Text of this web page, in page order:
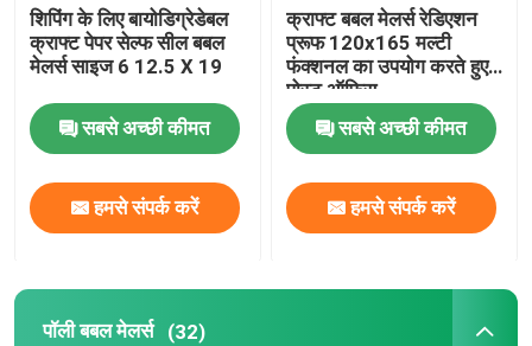
शिपिंग के लिए बायोडिग्रेडेबल
क्राफ्ट पेपर सेल्फ सील बबल
मेलर्स साइज 6 12.5 X 19
सबसे अच्छी कीमत
हमसे संपर्क करें
क्राफ्ट बबल मेलर्स रेडिएशन
प्रूफ 120x165 मल्टी
फंक्शनल का उपयोग करते हुए
पोस्ट ऑफिस
सबसे अच्छी कीमत
हमसे संपर्क करें
पॉली बबल मेलर्स (32)